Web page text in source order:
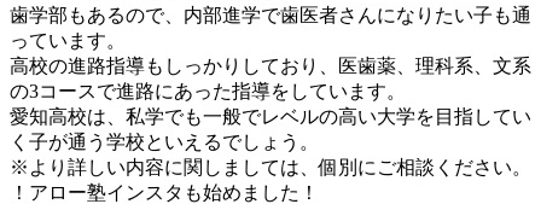
歯学部もあるので、内部進学で歯医者さんになりたい子も通
っています。
高校の進路指導もしっかりしており、医歯薬、理科系、文系
の3コースで進路にあった指導をしています。
愛知高校は、私学でも一般でレベルの高い大学を目指してい
く子が通う学校といえるでしょう。
※より詳しい内容に関しましては、個別にご相談ください。
！アロー塾インスタも始めました！